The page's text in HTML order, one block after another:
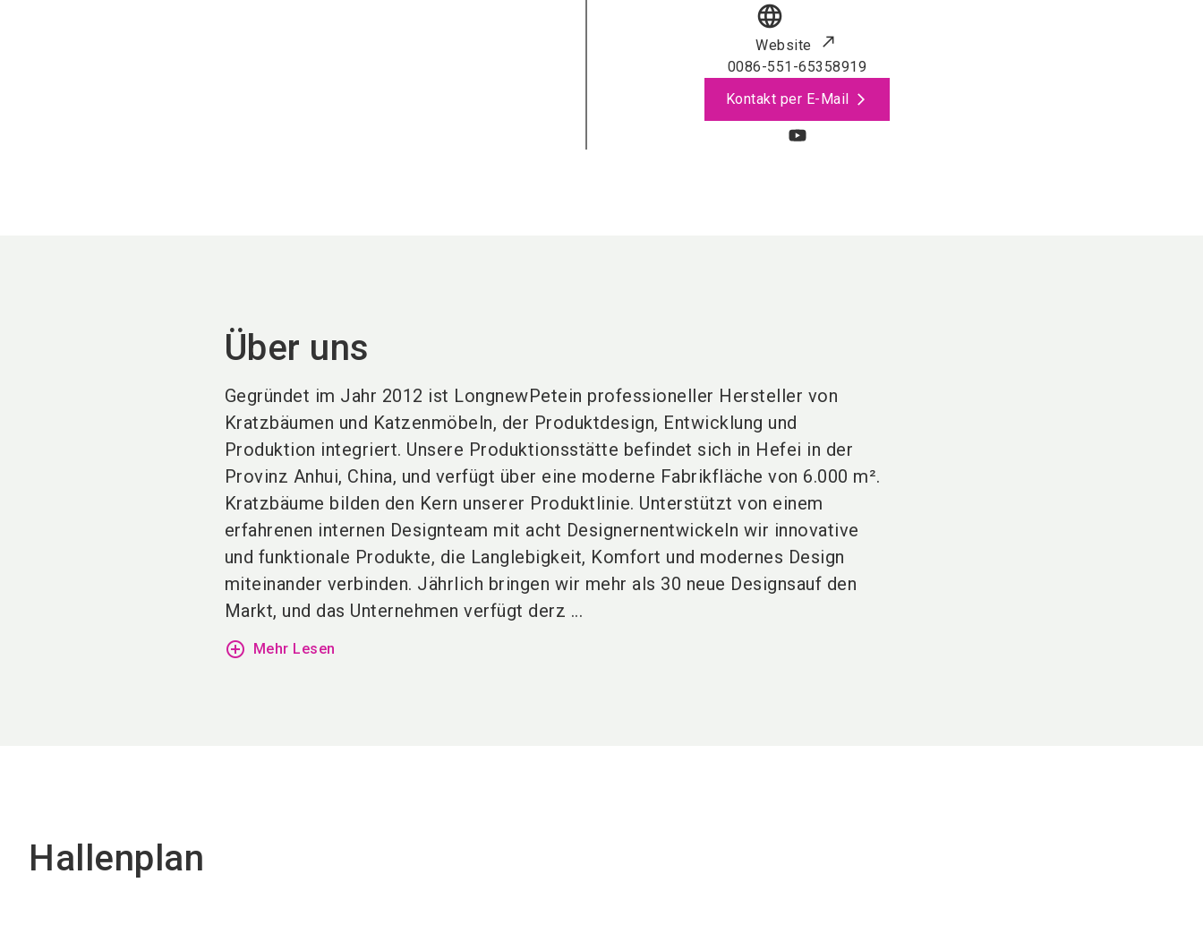
language
Website
0086-551-65358919
Kontakt per E-Mail
Über uns
Gegründet im Jahr 2012 ist LongnewPetein professioneller Hersteller von
Kratzbäumen und Katzenmöbeln, der Produktdesign, Entwicklung und
Produktion integriert. Unsere Produktionsstätte befindet sich in Hefei in der
Provinz Anhui, China, und verfügt über eine moderne Fabrikfläche von 6.000 m².
Kratzbäume bilden den Kern unserer Produktlinie. Unterstützt von einem
erfahrenen internen Designteam mit acht Designernentwickeln wir innovative
und funktionale Produkte, die Langlebigkeit, Komfort und modernes Design
miteinander verbinden. Jährlich bringen wir mehr als 30 neue Designsauf den
Markt, und das Unternehmen verfügt derz ...
add_circle_outline Mehr Lesen
Hallenplan